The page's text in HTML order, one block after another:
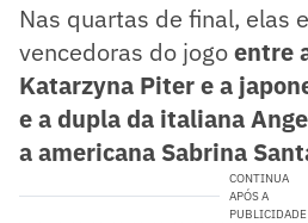
Nas quartas de final, elas
vencedoras do jogoentre
Katarzyna Piter e a
e a dupla da italiana
a americana Sabrina
CONTINUA
APÓS A
PUBLICIDADE